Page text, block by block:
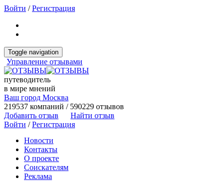
Войти /Регистрация
Toggle navigation
Управление отзывами
путеводитель
в мире мнений
Ваш город Москва
219537 компаний / 590229 отзывов
Добавить отзыв
Найти отзыв
Войти /Регистрация
Новости
Контакты
О проекте
Соискателям
Реклама